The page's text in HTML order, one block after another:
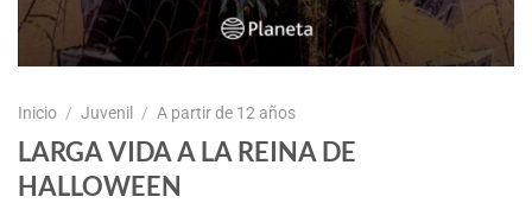
Inicio / Juvenil / A partir de 12 años
LARGA VIDA A LA REINA DE
HALLOWEEN